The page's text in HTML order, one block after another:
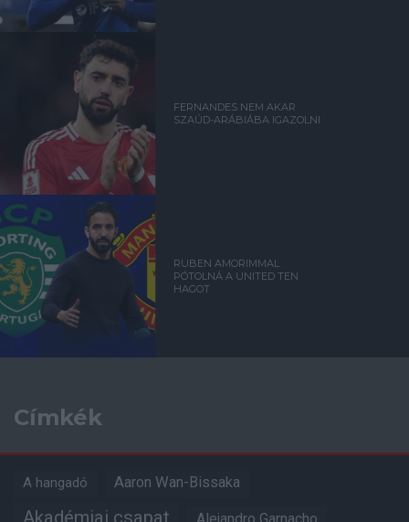
FERNANDES NEM AKAR
SZAÚD-ARÁBIÁBA IGAZOLNI
RUBEN AMORIMMAL
PÓTOLNÁ A UNITED TEN
HAGOT
Címkék
A hangadó Aaron Wan-Bissaka